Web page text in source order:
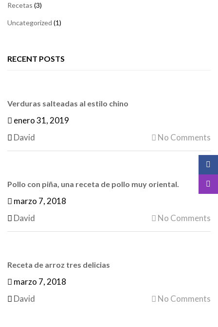
Recetas (3)
Uncategorized (1)
RECENT POSTS
Verduras salteadas al estilo chino
enero 31, 2019
David
No Comments
Pollo con piña, una receta de pollo muy oriental.
marzo 7, 2018
David
No Comments
Receta de arroz tres delicias
marzo 7, 2018
David
No Comments